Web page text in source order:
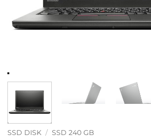
SSD DISK / SSD 240 GB